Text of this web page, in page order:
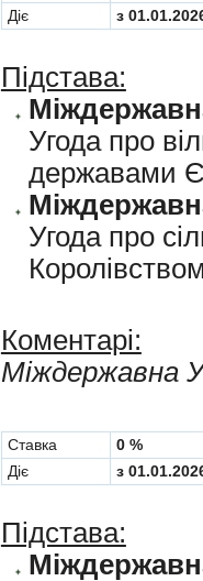
Діє
з
Підстава:
Угода про
державами
Угода про
Коментарі:
Мiждержавна
Cтавка
0 %
Діє
з
Підстава: